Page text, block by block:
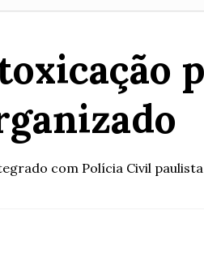
com Polícia Civil paulista